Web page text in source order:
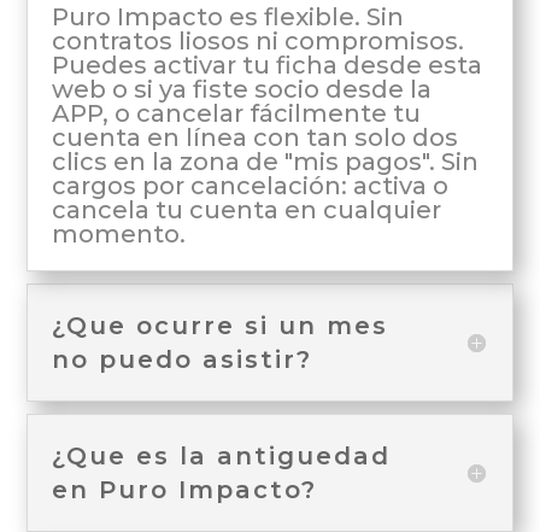
Puro Impacto es flexible. Sin
contratos liosos ni compromisos.
Puedes activar tu ficha desde esta
web o si ya fiste socio desde la
APP, o cancelar fácilmente tu
cuenta en línea con tan solo dos
clics en la zona de "mis pagos". Sin
cargos por cancelación: activa o
cancela tu cuenta en cualquier
momento.
¿Que ocurre si un mes
no puedo asistir?
¿Que es la antiguedad
en Puro Impacto?